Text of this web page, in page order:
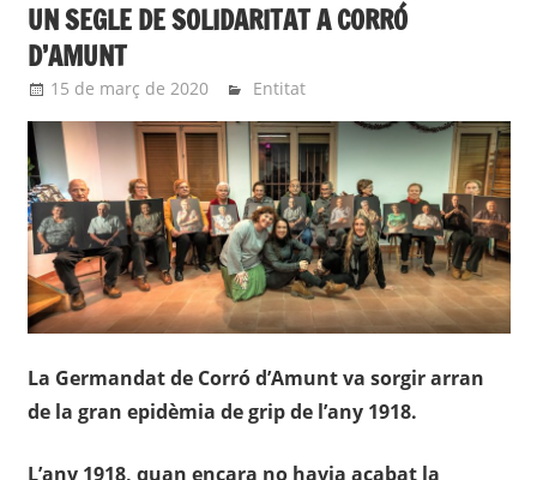
Franqueses
UN SEGLE DE SOLIDARITAT A CORRÓ
D’AMUNT
15 de març de 2020 roger
Entitat
La Germandat de Corró d’Amunt va sorgir arran
de la gran epidèmia de grip de l’any 1918.
L’any 1918, quan encara no havia acabat la